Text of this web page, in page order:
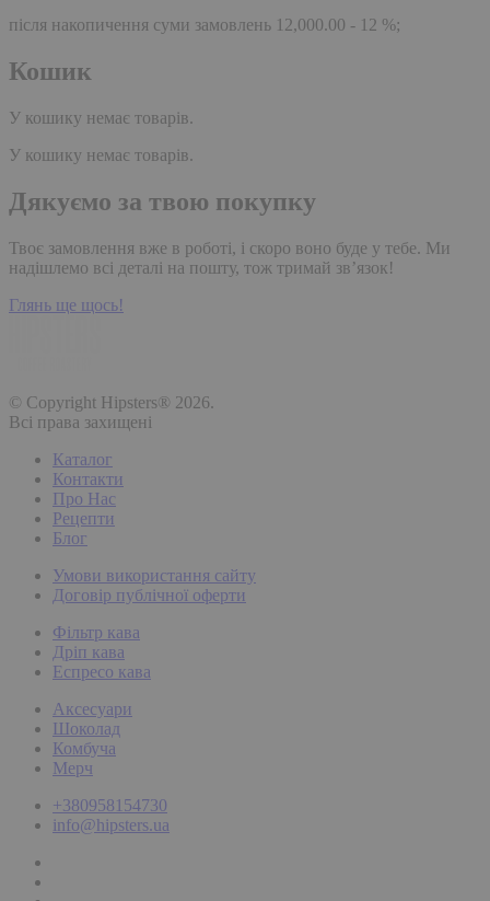
після накопичення суми замовлень 12,000.00 - 12 %;
Кошик
У кошику немає товарів.
У кошику немає товарів.
Дякуємо за твою покупку
Твоє замовлення вже в роботі, і скоро воно буде у тебе. Ми
надішлемо всі деталі на пошту, тож тримай зв’язок!
Глянь ще щось!
© Copyright Hipsters® 2026.
Всі права захищені
Каталог
Контакти
Про Нас
Рецепти
Блог
Умови використання сайту
Договір публічної оферти
Фільтр кава
Дріп кава
Еспресо кава
Аксесуари
Шоколад
Комбуча
Мерч
+380958154730
info@hipsters.ua